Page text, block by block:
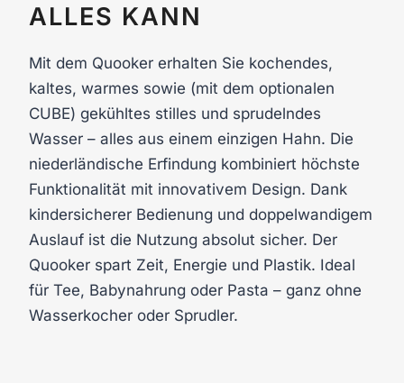
ALLES KANN
Mit dem Quooker erhalten Sie kochendes,
kaltes, warmes sowie (mit dem optionalen
CUBE) gekühltes stilles und sprudelndes
Wasser – alles aus einem einzigen Hahn. Die
niederländische Erfindung kombiniert höchste
Funktionalität mit innovativem Design. Dank
kindersicherer Bedienung und doppelwandigem
Auslauf ist die Nutzung absolut sicher. Der
Quooker spart Zeit, Energie und Plastik. Ideal
für Tee, Babynahrung oder Pasta – ganz ohne
Wasserkocher oder Sprudler.